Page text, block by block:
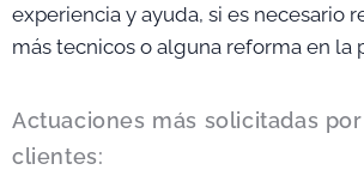
experiencia y ayuda, si es necesario
más tecnicos o alguna reforma en la
Actuaciones más solicitadas
clientes: